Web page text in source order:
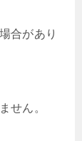
合があり
せん。